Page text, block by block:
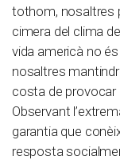
tothom, nosaltres
cimera del clima
vida americà no
nosaltres
costa de provocar
Observant
garantia que
resposta